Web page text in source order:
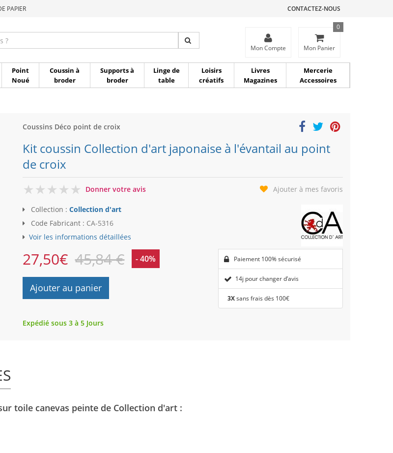
PAPIER CONTACTEZ-NOUS
Mon Compte Mon Panier
0
Point
Noué
Coussin à
broder
Supports à
broder
Linge de
table
Loisirs
créatifs
Livres
Magazines
Mercerie
Accessoires
Coussins Déco point de croix
Kit coussin Collection d'art japonaise à l'évantail au point
de croix
0
Donner votre avis Ajouter à mes favoris
Collection : Collection d'art
Code Fabricant : CA-5316
Voir les informations détaillées
27,50€ 45,84 € - 40%
Ajouter au panier
Paiement 100% sécurisé
14j pour changer d’avis
3Xsans frais dès 100€
Expédié sous 3 à 5 Jours
toile canevas peinte de Collection d'art :